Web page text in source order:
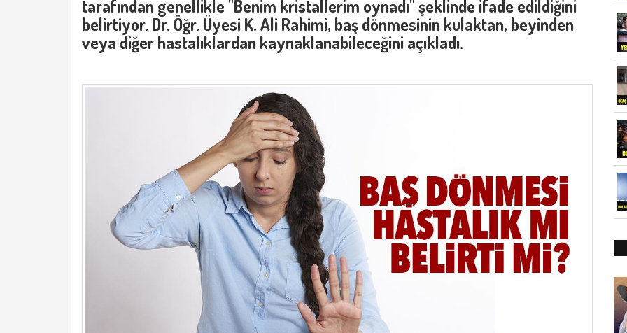
tarafından genellikle "Benim kristallerim oynadı" şeklinde ifade edildiğini
belirtiyor. Dr. Öğr. Üyesi K. Ali Rahimi, baş dönmesinin kulaktan, beyinden
veya diğer hastalıklardan kaynaklanabileceğini açıkladı.